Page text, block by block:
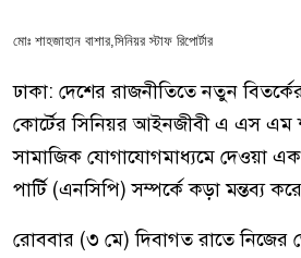
মোঃ শাহজাহান বাশার,সিনিয়র স্টাফ রিপোর্টার
ঢাকা: দেশের রাজনীতিতে নতুন
কোর্টের সিনিয়র আইনজীবীএ এস এম
সামাজিক যোগাযোগমাধ্যমে দেওয়া
পার্টি (এনসিপি) সম্পর্কে কড়া মন্তব্য
রোববার (৩ মে) দিবাগত রাতে নিজের